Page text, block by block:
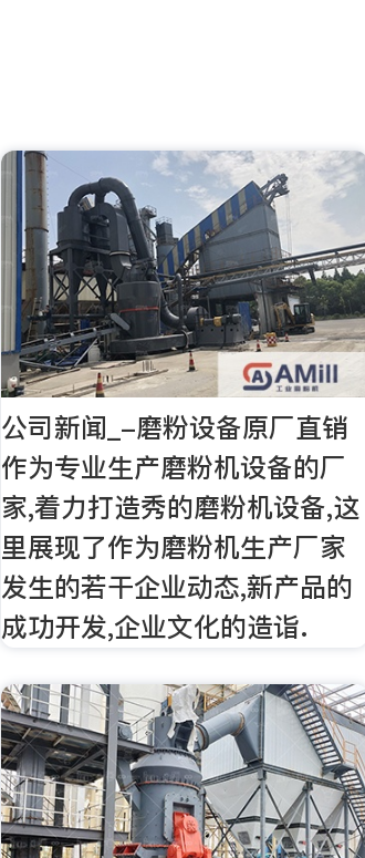
公司新闻_-磨粉设备原厂直销
作为专业生产磨粉机设备的厂
家,着力打造秀的磨粉机设备,这
里展现了作为磨粉机生产厂家
发生的若干企业动态,新产品的
成功开发,企业文化的造诣.